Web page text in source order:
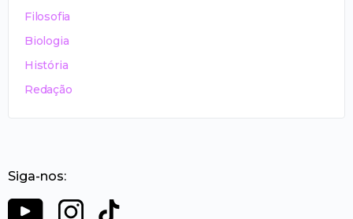
Filosofia
Biologia
História
Redação
Siga-nos: